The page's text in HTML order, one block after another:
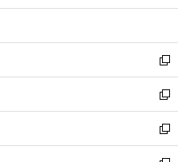
開
ウ
開
く
ン
ウ
で
開
く
ウ
ン
ド
ウ
で
開
く
新
し
い
ウ
ィ
ン
新
し
い
ウ
新
し